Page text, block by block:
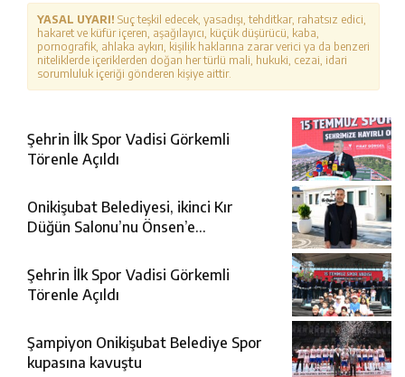
YASAL UYARI! Suç teşkil edecek, yasadışı, tehditkar, rahatsız edici,
hakaret ve küfür içeren, aşağılayıcı, küçük düşürücü, kaba,
pornografik, ahlaka aykırı, kişilik haklarına zarar verici ya da benzeri
niteliklerde içeriklerden doğan her türlü mali, hukuki, cezai, idari
sorumluluk içeriği gönderen kişiye aittir.
Şehrin İlk Spor Vadisi Görkemli
Törenle Açıldı
Onikişubat Belediyesi, ikinci Kır
Düğün Salonu’nu Önsen’e
Şehrin İlk Spor Vadisi Görkemli
Törenle Açıldı
Şampiyon Onikişubat Belediye Spor
kupasına kavuştu